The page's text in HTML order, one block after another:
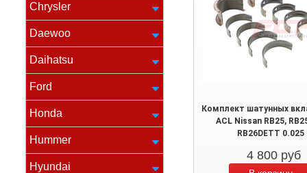
Chrysler
Daewoo
Daihatsu
Ford
Honda
Hummer
Hyundai
Комплект шатунных
ACL Nissan RB25,
RB26DETT 0.025
4 800 руб